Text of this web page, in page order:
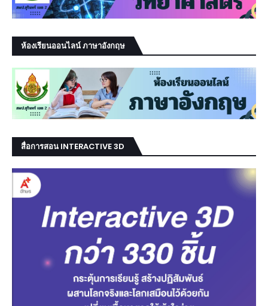
ห้องเรียนออนไลน์ ภาษาอังกฤษ
สื่อการสอน INTERACTIVE 3D